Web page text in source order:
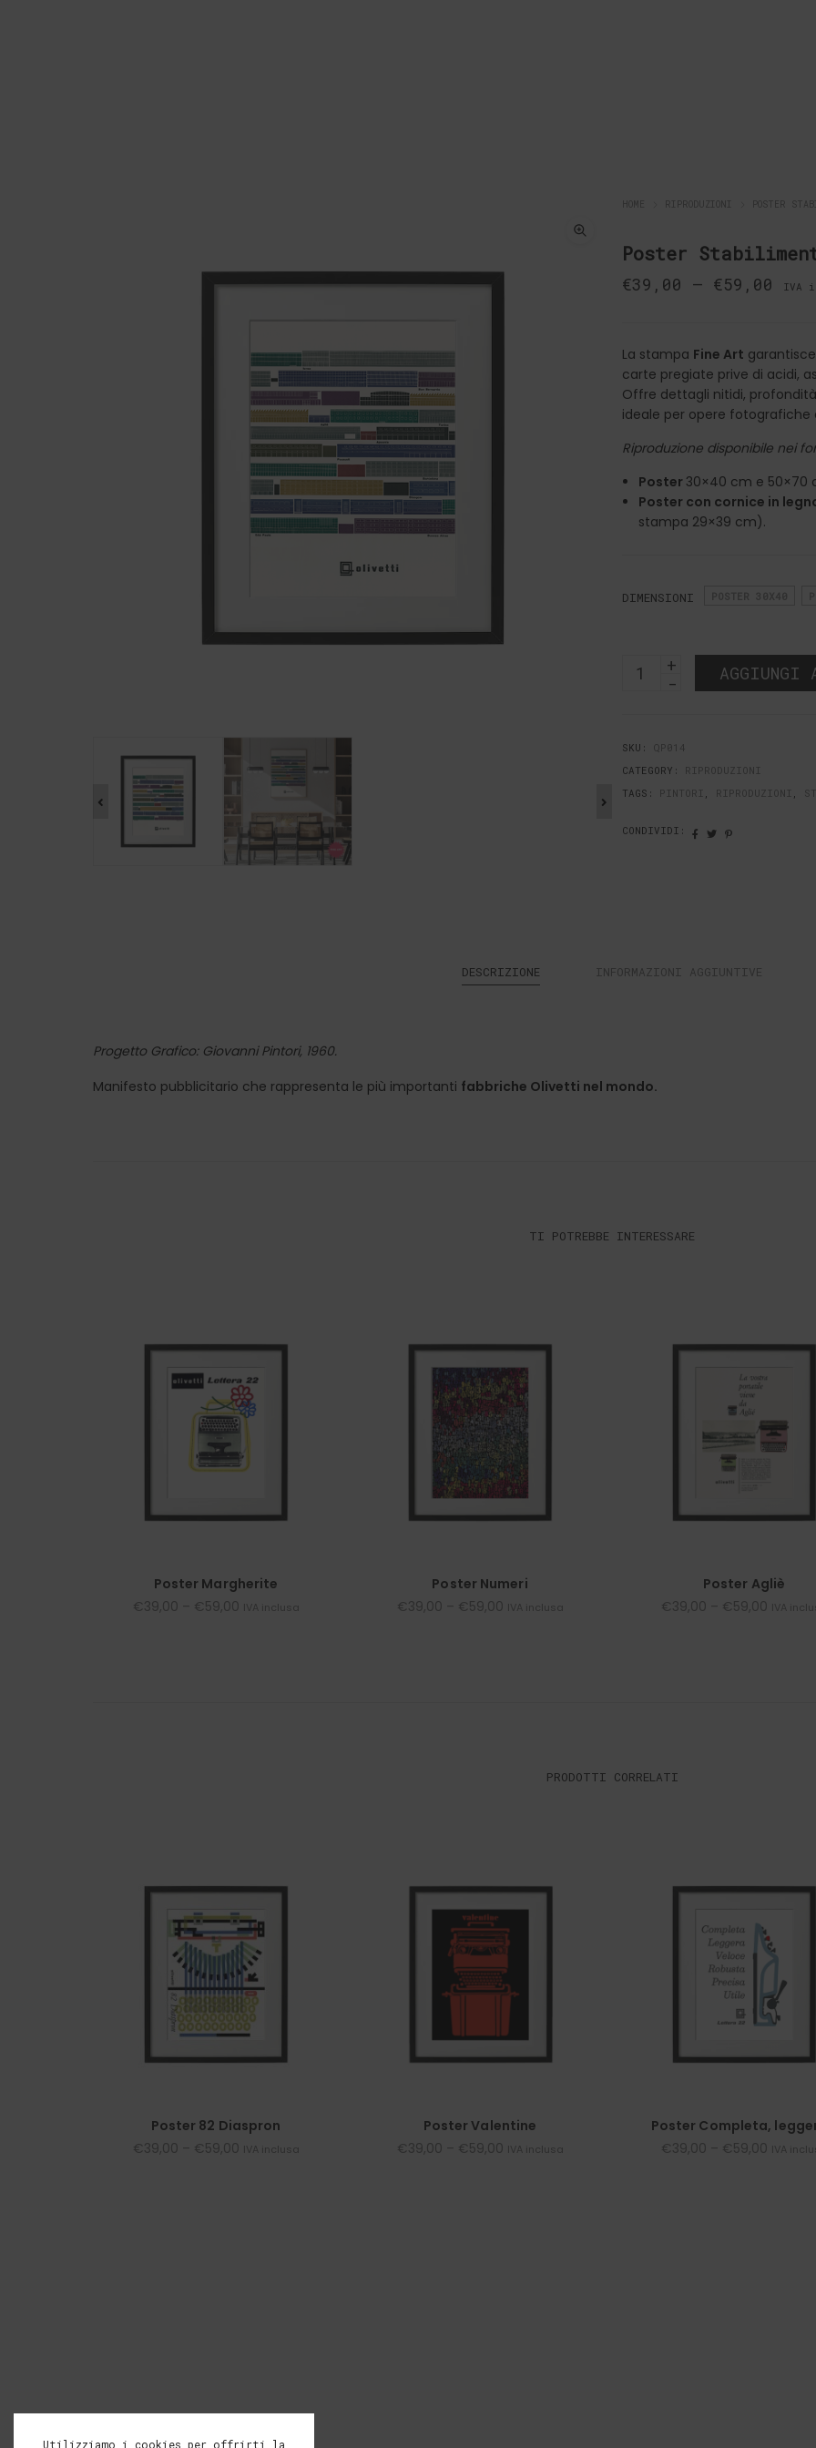
HOME RIPRODUZIONI POSTER
Poster
€39,00 – €59,00 IVA
La stampa Fine Art
carte pregiate prive di acidi,
Offre dettagli nitidi,
ideale per opere fotografiche
Riproduzione disponibile nei
Poster 30×40 cm e 50×70
Poster con cornice in
stampa 29×39 cm).
DIMENSIONI
Stabilimenti
AGGIUNGI
SKU: QP014
CATEGORY: RIPRODUZIONI
TAGS: PINTORI , RIPRODUZIONI ,
CONDIVIDI:
DESCRIZIONE INFORMAZIONI AGGIUNTIVE
Progetto Grafico: Giovanni Pintori, 1960.
Manifesto pubblicitario che rappresenta le più importanti fabbriche Olivetti nel mondo.
TI POTREBBE INTERESSARE
Poster Margherite
€39,00 – €59,00 IVA inclusa
Poster Numeri
€39,00 – €59,00 IVA inclusa
Poster Agliè
€39,00 – €59,00 IVA
PRODOTTI CORRELATI
Poster 82 Diaspron
€39,00 – €59,00 IVA inclusa
Poster Valentine
€39,00 – €59,00 IVA inclusa
Poster Completa,
€39,00 – €59,00 IVA
Utilizziamo i cookies per offrirti la